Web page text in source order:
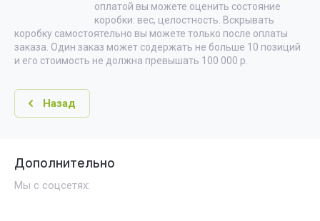
оплатой вы можете оценить состояние
коробки: вес, целостность. Вскрывать
коробку самостоятельно вы можете только после оплаты
заказа. Один заказ может содержать не больше 10 позиций
и его стоимость не должна превышать 100 000 р.
Назад
Дополнительно
Мы с соцсетях: